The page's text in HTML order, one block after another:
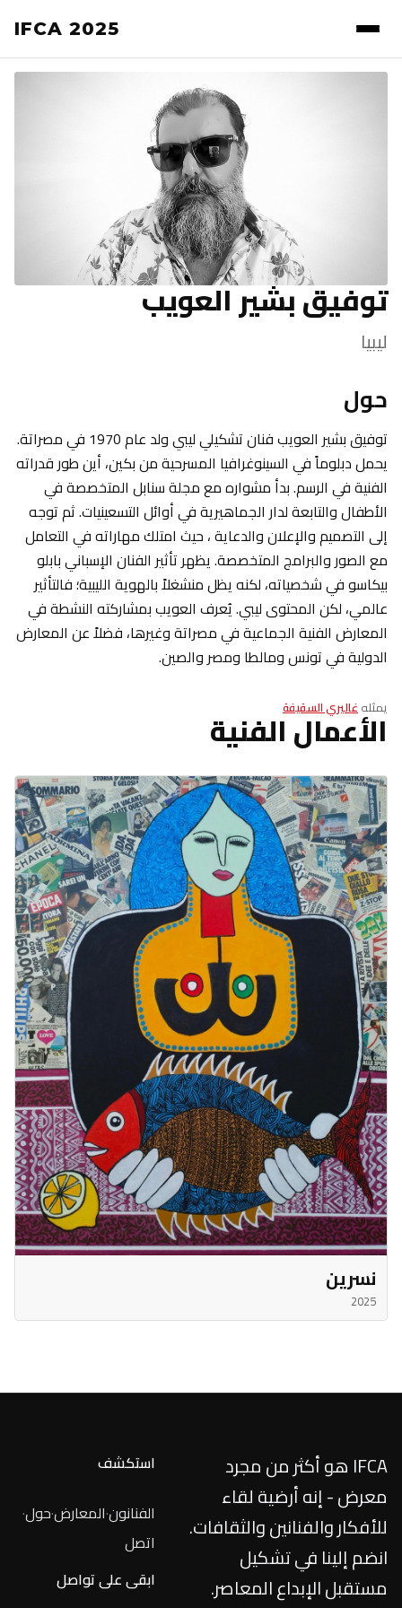
IFCA 2025
توفيق بشير العويب
ليبيا
حول
توفيق بشير العويب فنان تشكيلي ليبي ولد عام 1970 في مصراتة.
يحمل دبلوماً في السينوغرافيا المسرحية من بكين، أين طور قدراته
الفنية في الرسم. بدأ مشواره مع مجلة سنابل المتخصصة في
الأطفال والتابعة لدار الجماهيرية في أوائل التسعينيات. ثم توجه
إلى التصميم والإعلان والدعاية ، حيث امتلك مهاراته في التعامل
مع الصور والبرامج المتخصصة. يظهر تأثير الفنان الإسباني بابلو
بيكاسو في شخصياته، لكنه يظل منشغلاً بالهوية الليبية؛ فالتأثير
عالمي، لكن المحتوى ليبي. يُعرف العويب بمشاركته النشطة في
المعارض الفنية الجماعية في مصراتة وغيرها، فضلاً عن المعارض
الدولية في تونس ومالطا ومصر والصين.
يمثله غاليري السقيفة
الأعمال الفنية
نسرين
2025
IFCA هو أكثر من مجرد
معرض - إنه أرضية لقاء
للأفكار والفنانين والثقافات.
انضم إلينا في تشكيل
مستقبل الإبداع المعاصر.
استكشف
الفنانون·المعارض·حول·
اتصل
ابقى على تواصل